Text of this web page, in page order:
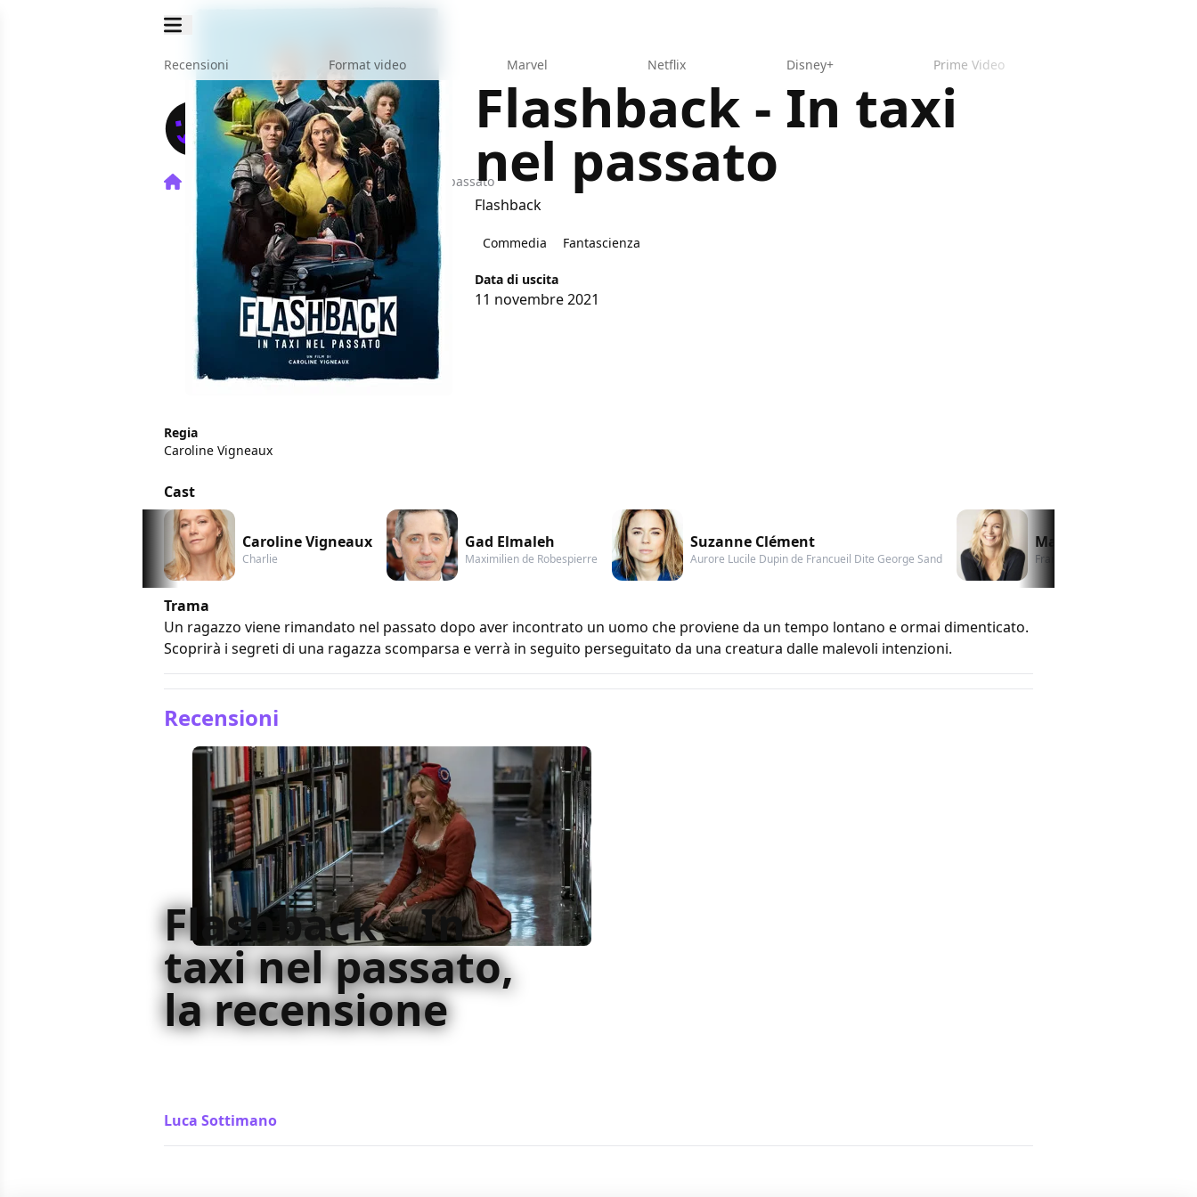
Recensioni Format video Marvel Netflix Disney+ Prime Video
Home Film Flashback - In taxi nel passato
Flashback - In taxi
nel passato
Flashback
Commedia Fantascienza
Data di uscita
11 novembre 2021
Regia
Caroline Vigneaux
Cast
Caroline Vigneaux
Charlie
Gad Elmaleh
Maximilien de Robespierre
Suzanne Clément
Aurore Lucile Dupin de Francueil Dite George Sand
Marion Creusvaux
Françoise
Trama
Un ragazzo viene rimandato nel passato dopo aver incontrato un uomo che proviene da un tempo lontano e ormai dimenticato.
Scoprirà i segreti di una ragazza scomparsa e verrà in seguito perseguitato da una creatura dalle malevoli intenzioni.
Recensioni
Flashback – In
taxi nel passato,
la recensione
Luca Sottimano